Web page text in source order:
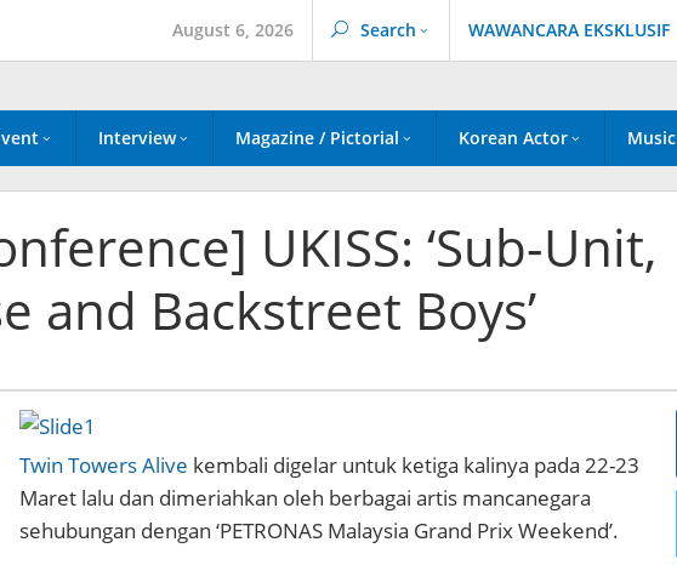
August 6, 2026 Search WAWANCARA EKSKLUSIF
Interview Magazine / Pictorial Korean Actor Music
UKISS: ‘Sub-Unit,
and Backstreet Boys’
Twin Towers Alive kembali digelar untuk ketiga kalinya pada 22-23
Maret lalu dan dimeriahkan oleh berbagai artis mancanegara
sehubungan dengan ‘PETRONAS Malaysia Grand Prix Weekend’.